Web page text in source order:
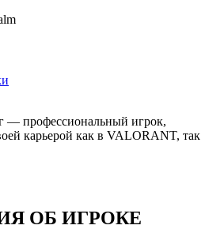
— профессиональный игрок,
карьерой как в VALORANT, так
ОБ ИГРОКЕ